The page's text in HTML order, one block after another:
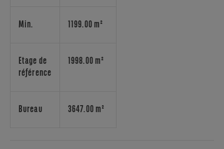
de
l'aéroport,
immédiate
Min. 1199.00 m²
Etage de
référence
1998.00 m²
Bureau 3647.00 m²